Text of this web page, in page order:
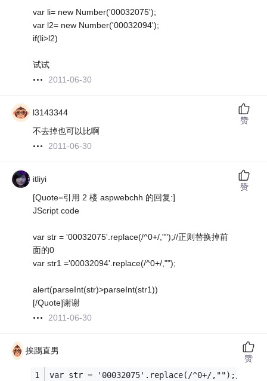
var li= new Number('00032075');
var l2= new Number('00032094');
if(li>l2)
试试
2011-06-30
l3143344
不去掉也可以比啊
2011-06-30
赞
itliyi
[Quote=引用 2 楼 aspwebchh 的回复:]
JScript code
var str = '00032075'.replace(/^0+/,"");//正则替换掉前
面的0
var str1 ='00032094'.replace(/^0+/,"");
alert(parseInt(str)>parseInt(str1))
[/Quote]谢谢
2011-06-30
赞
挨踢直男
var str = '00032075'.replace(/^0+/,"");//正则替
赞